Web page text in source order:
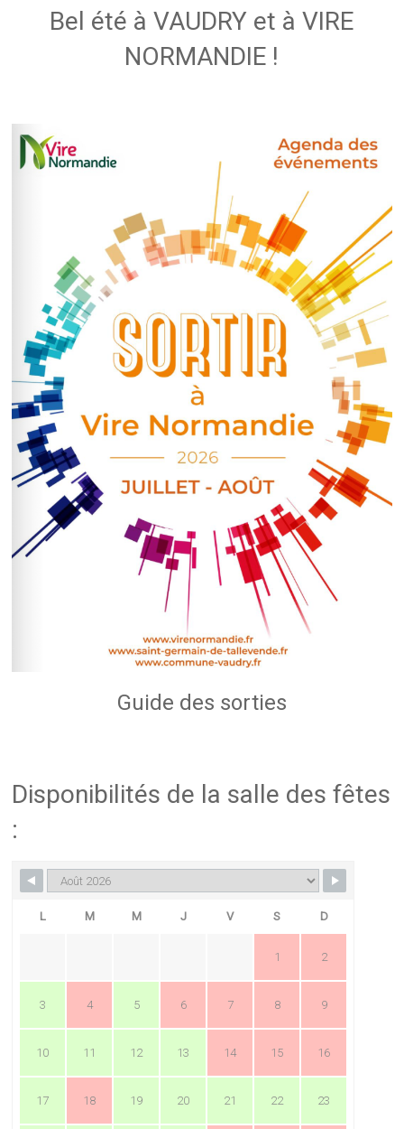
Bel été à VAUDRY et à VIRE
NORMANDIE !
Guide des sorties
Disponibilités de la salle des fêtes
:
L M M J V S D
1 2
3 4 5 6 7 8 9
10 11 12 13 14 15 16
17 18 19 20 21 22 23